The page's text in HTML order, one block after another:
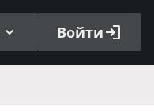
Войти